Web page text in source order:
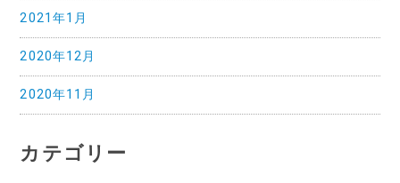
2021年1月
2020年12月
2020年11月
カテゴリー